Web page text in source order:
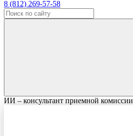
8 (812) 269-57-58
ИИ – консультант приемной комиссии